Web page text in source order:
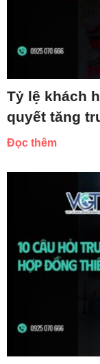
Tỷ lệ khách
quyết tăng
Đọc thêm